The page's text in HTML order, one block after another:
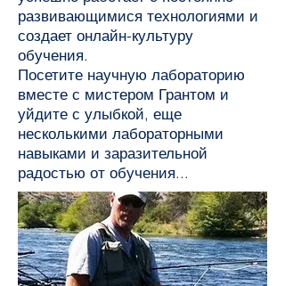
развивающимися технологиями и
создает онлайн-культуру
обучения.
Посетите научную лабораторию
вместе с мистером Грантом и
уйдите с улыбкой, еще
несколькими лабораторными
навыками и заразительной
радостью от обучения...